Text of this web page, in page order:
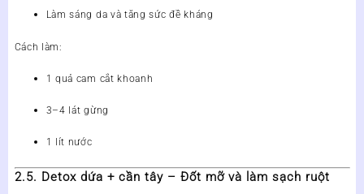
Làm sáng da và tăng sức đề kháng
Cách làm:
1 quả cam cắt khoanh
3–4 lát gừng
1 lít nước
2.5. Detox dứa + cần tây – Đốt mỡ và làm sạch ruột